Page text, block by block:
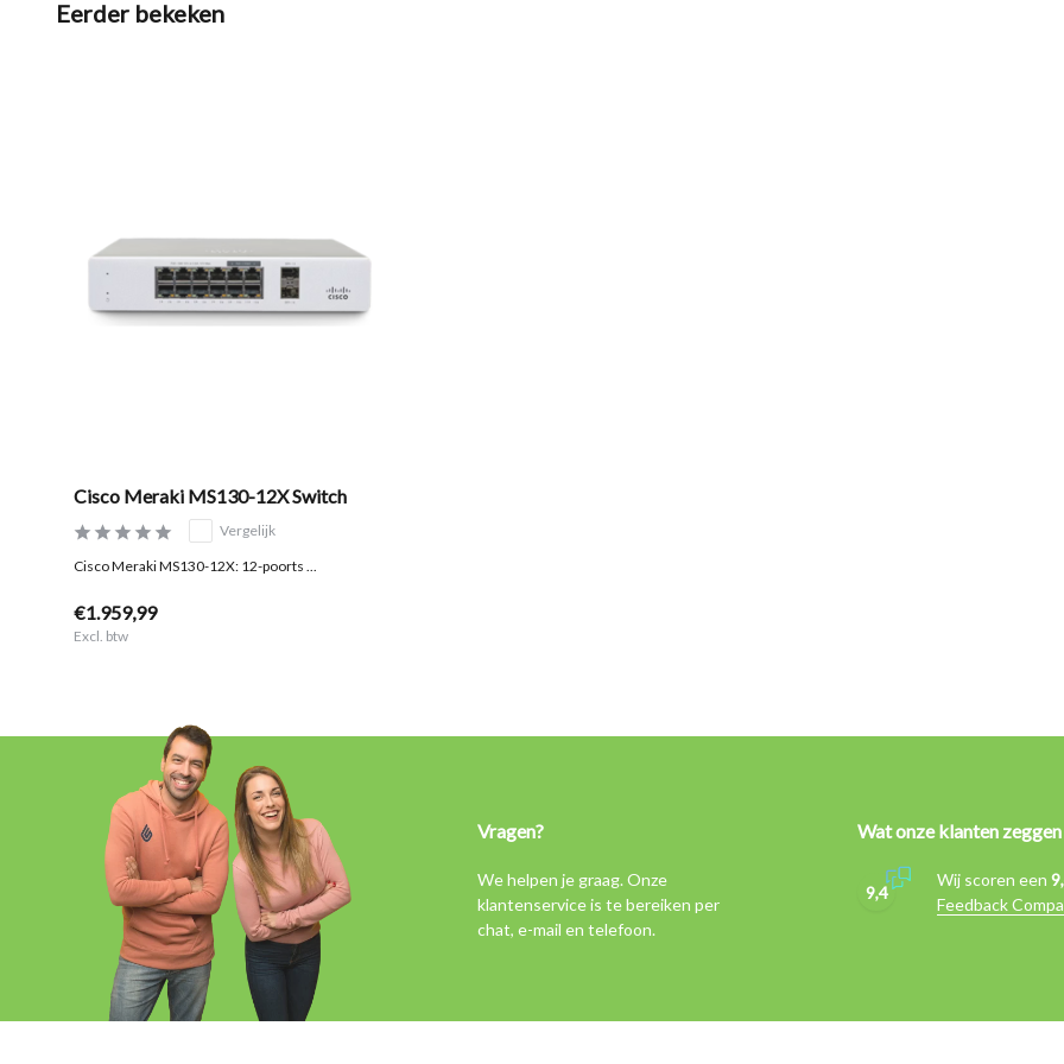
Eerder bekeken
Cisco Meraki MS130-12X Switch
Vergelijk
Cisco Meraki MS130-12X: 12-poorts ...
€1.959,99
Excl. btw
Vragen?
We helpen je graag. Onze
klantenservice is te bereiken per
chat, e-mail en telefoon.
Wat onze klanten zeggen
9,4
Wij scoren een
Feedback